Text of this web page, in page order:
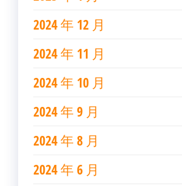
2024 年 12 月
2024 年 11 月
2024 年 10 月
2024 年 9 月
2024 年 8 月
2024 年 6 月